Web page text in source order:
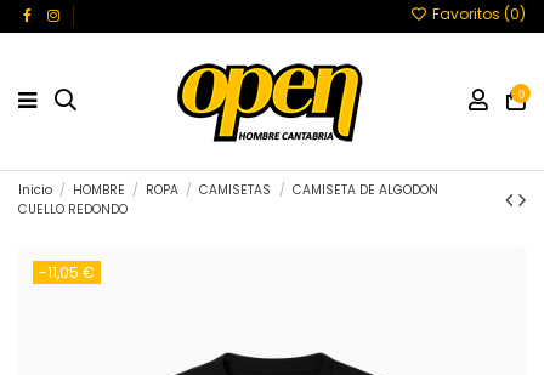
Favoritos (0)
0
Inicio HOMBRE ROPA CAMISETAS
CAMISETA DE ALGODON
CUELLO REDONDO
-11,05 €